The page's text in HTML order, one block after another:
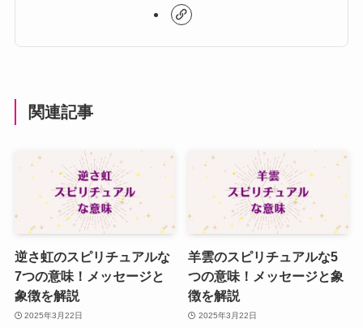
関連記事
逆さ虹のスピリチュアルな
7つの意味！メッセージと
象徴を解説
2025年3月22日
羊雲のスピリチュアルな5
つの意味！メッセージと象
徴を解説
2025年3月22日